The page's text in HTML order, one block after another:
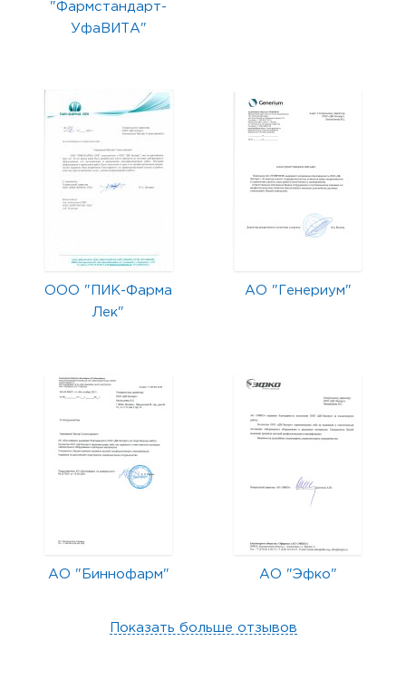
"Фармстандарт-
УфаВИТА"
ООО "ПИК-Фарма
Лек"
АО "Генериум"
АО "Биннофарм" АО "Эфко"
Показать больше отзывов